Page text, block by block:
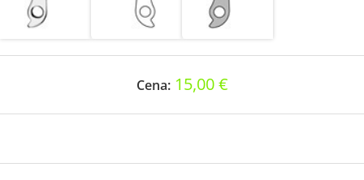
Cena: 15,00 €